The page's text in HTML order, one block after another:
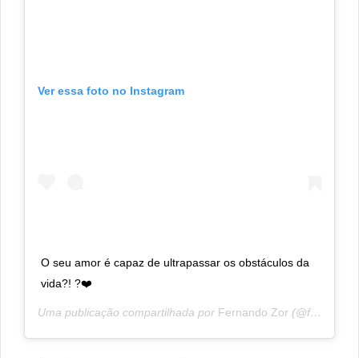
Ver essa foto no Instagram
O seu amor é capaz de ultrapassar os obstáculos da
vida?! ?❤️
Uma publicação compartilhada por Fernando Zor (@fernando) em